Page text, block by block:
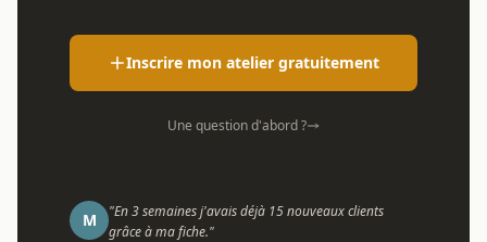
Inscrire mon atelier gratuitement
Une question d'abord ?
M
"En 3 semaines j'avais déjà 15 nouveaux clients
grâce à ma fiche."